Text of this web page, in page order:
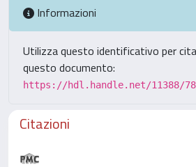
Informazioni
Utilizza questo identificativo per
questo documento:
https://hdl.handle.net/11388/
Citazioni